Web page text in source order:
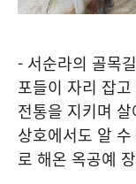
- 서순라의 골목
포들이 자리 잡
전통을 지키며
상호에서도 알
로 해온 옥공예